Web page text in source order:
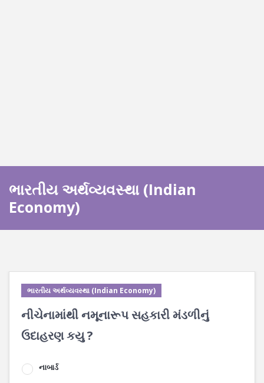
ભારતીય અર્થવ્યવસ્થા (Indian
Economy)
ભારતીય અર્થવ્યવસ્થા (Indian Economy)
નીચેનામાંથી નમૂનારૂપ સહકારી મંડળીનું
ઉદાહરણ કયુ ?
નાબાર્ડ